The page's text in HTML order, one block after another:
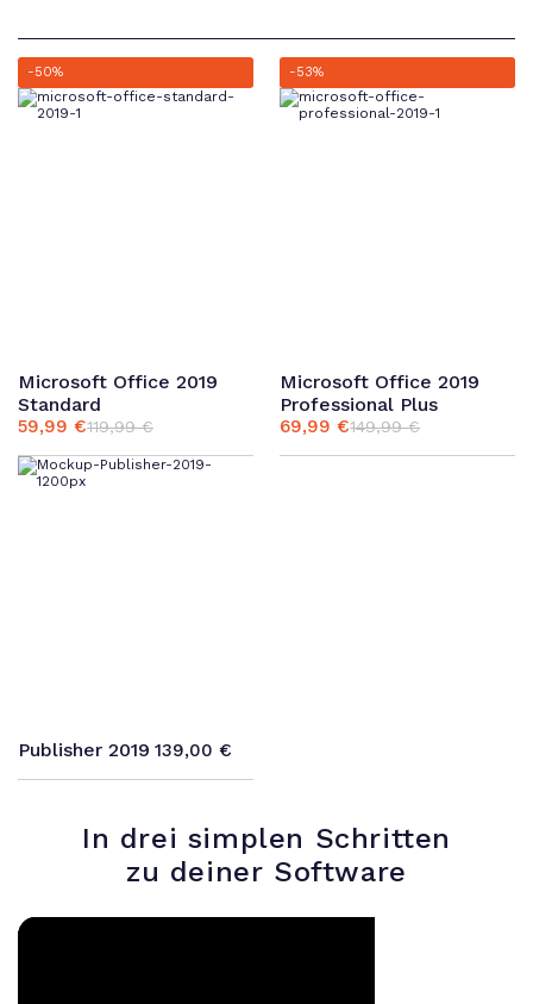
-50%
Microsoft Office 2019
Standard
119,99€
Ursprünglicher
Preis
war:
59,99 €
Aktueller
Preis
ist:
-53%
Microsoft Office 2019
Professional Plus
149,99€
Ursprünglicher
Preis
69,99€
Aktueller
Preis
Publisher 2019 139,00 €
In drei simplen Schritten
zu deiner Software